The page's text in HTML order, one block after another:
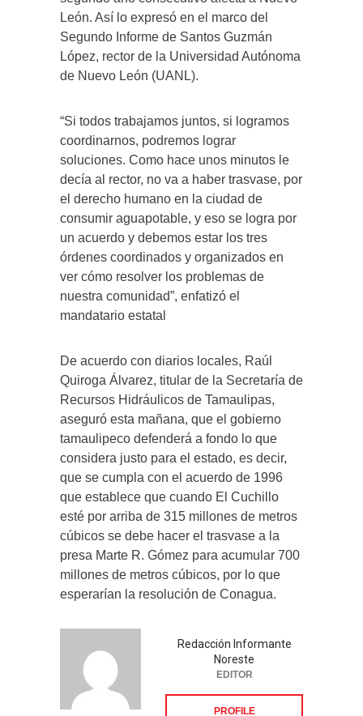
León. Así lo expresó en el marco del
Segundo Informe de Santos Guzmán
López, rector de la Universidad Autónoma
de Nuevo León (UANL).
“Si todos trabajamos juntos, si logramos
coordinarnos, podremos lograr
soluciones. Como hace unos minutos le
decía al rector, no va a haber trasvase, por
el derecho humano en la ciudad de
consumir aguapotable, y eso se logra por
un acuerdo y debemos estar los tres
órdenes coordinados y organizados en
ver cómo resolver los problemas de
nuestra comunidad”, enfatizó el
mandatario estatal
De acuerdo con diarios locales, Raúl
Quiroga Álvarez, titular de la Secretaría de
Recursos Hidráulicos de Tamaulipas,
aseguró esta mañana, que el gobierno
tamaulipeco defenderá a fondo lo que
considera justo para el estado, es decir,
que se cumpla con el acuerdo de 1996
que establece que cuando El Cuchillo
esté por arriba de 315 millones de metros
cúbicos se debe hacer el trasvase a la
presa Marte R. Gómez para acumular 700
millones de metros cúbicos, por lo que
esperarían la resolución de Conagua.
Redacción Informante
Noreste
EDITOR
PROFILE